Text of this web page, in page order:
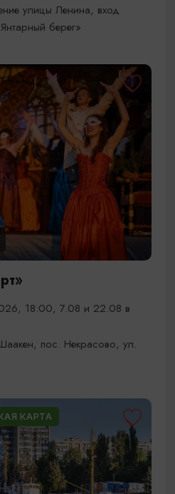
улицы Ленина, вход
берег»
18:00, 7.08 и 22.08 в
пос. Некрасово, ул.
КАРТА